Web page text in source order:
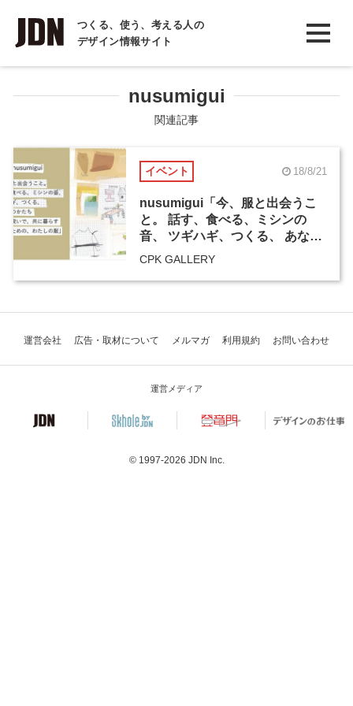
つくる、使う、考える人の
デザイン情報サイト
INTERVIEW
インタビュー
COLUMN
コラム
nusumigui
関連記事
イベント 18/8/21
nusumigui「今、服と出会うこ
と。 話す、食べる、ミシンの
音、 ツギハギ、つくる、 あなた
のかたち 着て、脱いで、共に暮
服」展
CPK GALLERY
運営会社 広告・取材について メルマガ 利用規約 お問い合わせ
運営メディア
© 1997-2026 JDN Inc.